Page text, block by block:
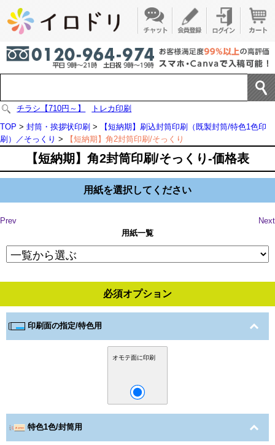
チラシ【710円～】
トレカ印刷
TOP > 封筒・挨拶状印刷 >
【短納期】刷込封筒印刷（既製封筒/特色1色印
刷）／そっくり > 【短納期】角2封筒印刷/そっくり
【短納期】角2封筒印刷/そっくり-価格表
用紙を選択してください
Prev
Next
用紙一覧
必須オプション
印刷面の指定/特色用
オモテ面に印刷
特色1色/封筒用